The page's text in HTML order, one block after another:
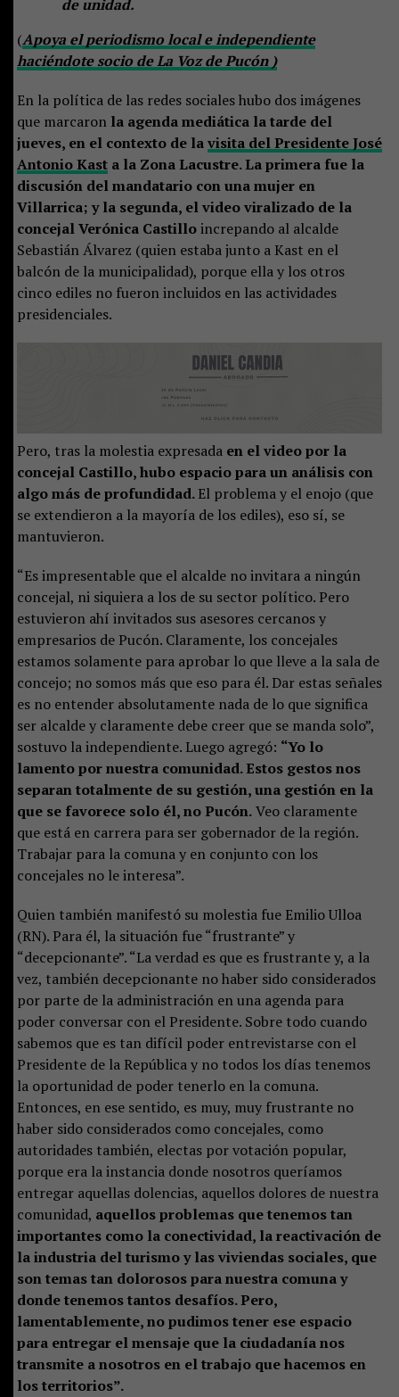
de unidad.
(Apoya el periodismo local e independiente
haciéndote socio de La Voz de Pucón )
En la política de las redes sociales hubo dos imágenes
que marcaronla agenda mediática la tarde del
jueves, en el contexto de lavisita del Presidente José
Antonio Kasta la Zona Lacustre. La primera fue la
discusión del mandatario con una mujer en
Villarrica; y la segunda, el video viralizado de la
concejal Verónica Castilloincrepando al alcalde
Sebastián Álvarez (quien estaba junto a Kast en el
balcón de la municipalidad), porque ella y los otros
cinco ediles no fueron incluidos en las actividades
presidenciales.
Pero, tras la molestia expresadaen el video por la
concejal Castillo, hubo espacio para un análisis con
algo más de profundidad.El problema y el enojo (que
se extendieron a la mayoría de los ediles), eso sí, se
mantuvieron.
“Es impresentable que el alcalde no invitara a ningún
concejal, ni siquiera a los de su sector político. Pero
estuvieron ahí invitados sus asesores cercanos y
empresarios de Pucón. Claramente, los concejales
estamos solamente para aprobar lo que lleve a la sala de
concejo; no somos más que eso para él. Dar estas señales
es no entender absolutamente nada de lo que significa
ser alcalde y claramente debe creer que se manda solo”,
sostuvo la independiente. Luego agregó: “Yo lo
lamento por nuestra comunidad. Estos gestos nos
separan totalmente de su gestión, una gestión en la
que se favorece solo él, no Pucón.Veo claramente
que está en carrera para ser gobernador de la región.
Trabajar para la comuna y en conjunto con los
concejales no le interesa”.
Quien también manifestó su molestia fue Emilio Ulloa
(RN). Para él, la situación fue “frustrante” y
“decepcionante”. “La verdad es que es frustrante y, a la
vez, también decepcionante no haber sido considerados
por parte de la administración en una agenda para
poder conversar con el Presidente. Sobre todo cuando
sabemos que es tan difícil poder entrevistarse con el
Presidente de la República y no todos los días tenemos
la oportunidad de poder tenerlo en la comuna.
Entonces, en ese sentido, es muy, muy frustrante no
haber sido considerados como concejales, como
autoridades también, electas por votación popular,
porque era la instancia donde nosotros queríamos
entregar aquellas dolencias, aquellos dolores de nuestra
comunidad, aquellos problemas que tenemos tan
importantes como la conectividad, la reactivación de
la industria del turismo y las viviendas sociales, que
son temas tan dolorosos para nuestra comuna y
donde tenemos tantos desafíos. Pero,
lamentablemente, no pudimos tener ese espacio
para entregar el mensaje que la ciudadanía nos
transmite a nosotros en el trabajo que hacemos en
los territorios”.